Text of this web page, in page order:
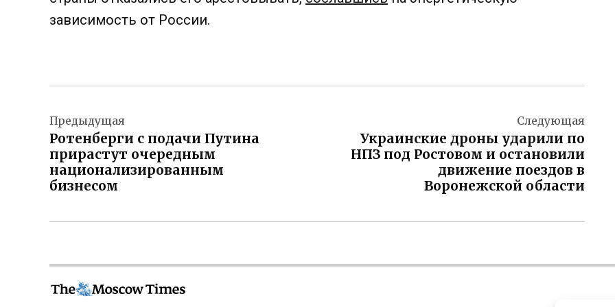
зависимость от России.
по
записям
Предыдущая
Ротенберги с подачи Путина
прирастут очередным
национализированным
бизнесом
Следующая
Украинские дроны ударили по
НПЗ под Ростовом и остановили
движение поездов в
Воронежской области